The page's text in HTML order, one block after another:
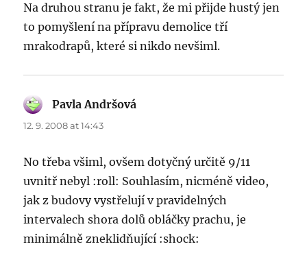
Na druhou stranu je fakt, že mi přijde hustý jen
to pomyšlení na přípravu demolice tří
mrakodrapů, které si nikdo nevšiml.
Pavla Andršová
12. 9. 2008 at 14:43
No třeba všiml, ovšem dotyčný určitě 9/11
uvnitř nebyl :roll: Souhlasím, nicméně video,
jak z budovy vystřelují v pravidelných
intervalech shora dolů obláčky prachu, je
minimálně zneklidňující :shock: